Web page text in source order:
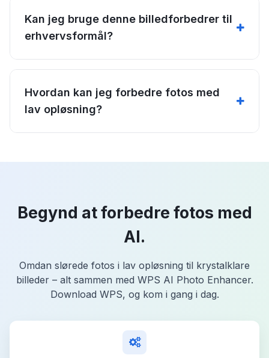
Kan jeg bruge denne billedforbedrer til
erhvervsformål?
Hvordan kan jeg forbedre fotos med
lav opløsning?
Begynd at forbedre fotos med
AI.
Omdan slørede fotos i lav opløsning til krystalklare
billeder – alt sammen med WPS AI Photo Enhancer.
Download WPS, og kom i gang i dag.